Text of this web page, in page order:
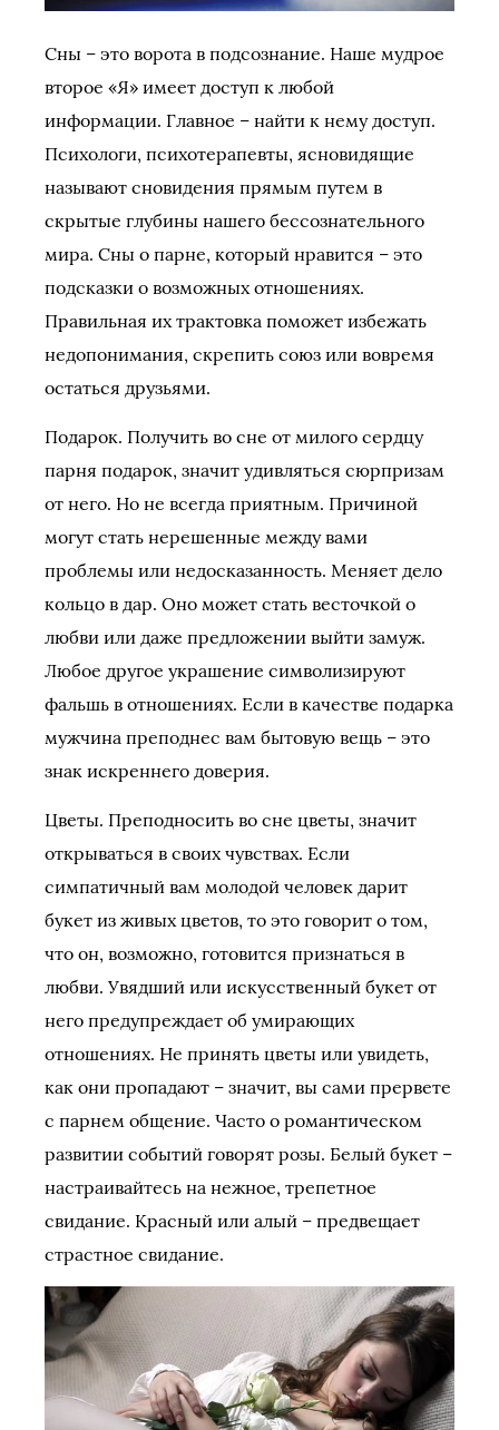
Сны – это ворота в подсознание. Наше мудрое
второе «Я» имеет доступ к любой
информации. Главное – найти к нему доступ.
Психологи, психотерапевты, ясновидящие
называют сновидения прямым путем в
скрытые глубины нашего бессознательного
мира. Сны о парне, который нравится – это
подсказки о возможных отношениях.
Правильная их трактовка поможет избежать
недопонимания, скрепить союз или вовремя
остаться друзьями.
Подарок. Получить во сне от милого сердцу
парня подарок, значит удивляться сюрпризам
от него. Но не всегда приятным. Причиной
могут стать нерешенные между вами
проблемы или недосказанность. Меняет дело
кольцо в дар. Оно может стать весточкой о
любви или даже предложении выйти замуж.
Любое другое украшение символизируют
фальшь в отношениях. Если в качестве подарка
мужчина преподнес вам бытовую вещь – это
знак искреннего доверия.
Цветы. Преподносить во сне цветы, значит
открываться в своих чувствах. Если
симпатичный вам молодой человек дарит
букет из живых цветов, то это говорит о том,
что он, возможно, готовится признаться в
любви. Увядший или искусственный букет от
него предупреждает об умирающих
отношениях. Не принять цветы или увидеть,
как они пропадают – значит, вы сами прервете
с парнем общение. Часто о романтическом
развитии событий говорят розы. Белый букет –
настраивайтесь на нежное, трепетное
свидание. Красный или алый – предвещает
страстное свидание.